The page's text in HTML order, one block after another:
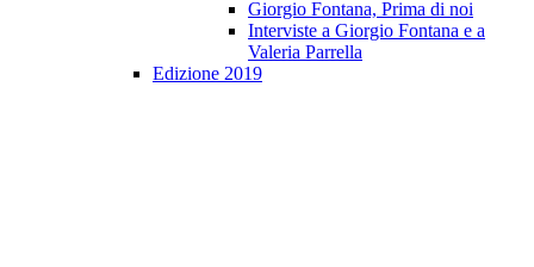
Giorgio Fontana, Prima di noi
Interviste a Giorgio Fontana e a
Valeria Parrella
Edizione 2019